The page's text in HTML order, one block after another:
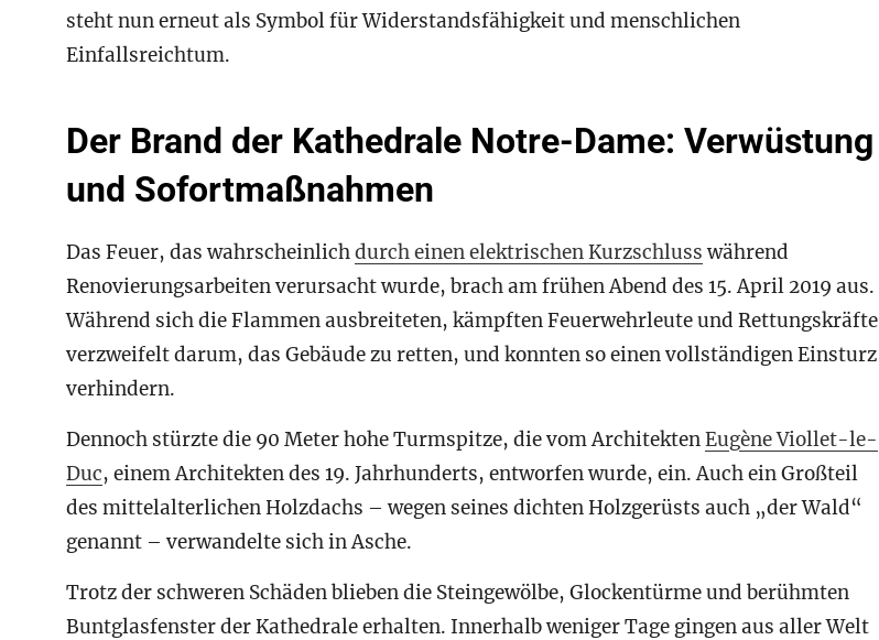
steht nun erneut als Symbol für Widerstandsfähigkeit und menschlichen
Einfallsreichtum.
Der Brand der Kathedrale Notre-Dame: Verwüstung
und Sofortmaßnahmen
Das Feuer, das wahrscheinlichdurch einen elektrischen Kurzschlusswährend
Renovierungsarbeiten verursacht wurde, brach am frühen Abend des 15. April 2019 aus.
Während sich die Flammen ausbreiteten, kämpften Feuerwehrleute und Rettungskräfte
verzweifelt darum, das Gebäude zu retten, und konnten so einen vollständigen Einsturz
verhindern.
Dennoch stürzte die 90 Meter hohe Turmspitze, die vom ArchitektenEugène Viollet-le-
Duc, einem Architekten des 19. Jahrhunderts, entworfen wurde, ein. Auch ein Großteil
des mittelalterlichen Holzdachs – wegen seines dichten Holzgerüsts auch „der Wald“
genannt – verwandelte sich in Asche.
Trotz der schweren Schäden blieben die Steingewölbe, Glockentürme und berühmten
Buntglasfenster der Kathedrale erhalten. Innerhalb weniger Tage gingen aus aller Welt